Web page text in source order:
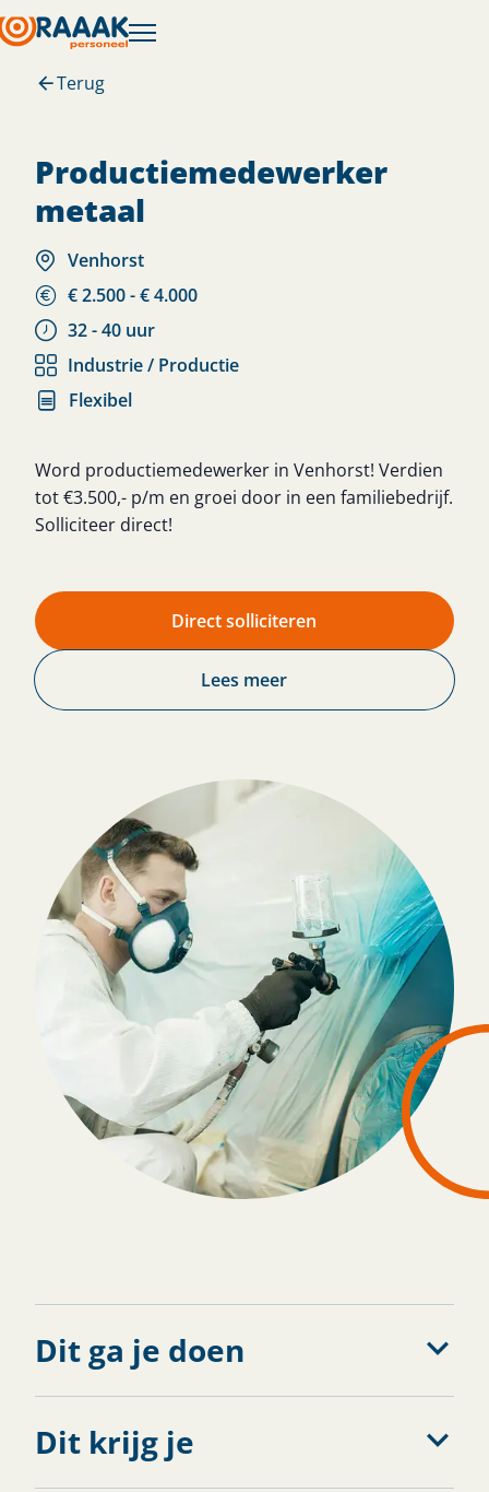
Terug
productiemedewerker
metaal
Venhorst
€ 2.500 - € 4.000
32 - 40 uur
Industrie / Productie
Flexibel
Word productiemedewerker in Venhorst! Verdien
tot €3.500,- p/m en groei door in een familiebedrijf.
Solliciteer direct!
Direct solliciteren
Lees meer
Solliciteren
Dit ga je doen
Dit krijg je